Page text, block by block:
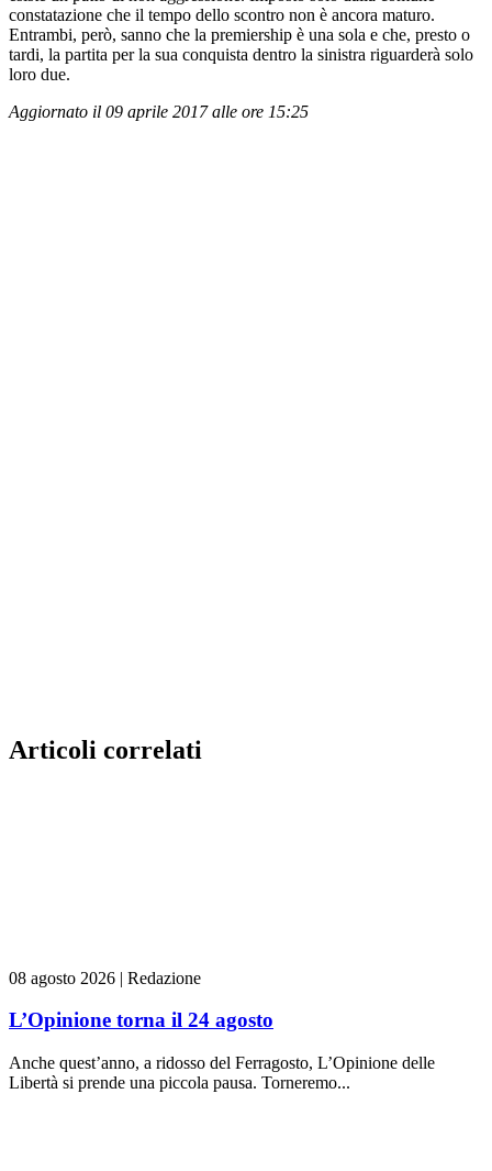
constatazione che il tempo dello scontro non è ancora maturo.
Entrambi, però, sanno che la premiership è una sola e che, presto o
tardi, la partita per la sua conquista dentro la sinistra riguarderà solo
loro due.
Aggiornato il 09 aprile 2017 alle ore 15:25
Articoli correlati
08 agosto 2026 | Redazione
L’Opinione torna il 24 agosto
Anche quest’anno, a ridosso del Ferragosto, L’Opinione delle
Libertà si prende una piccola pausa. Torneremo...